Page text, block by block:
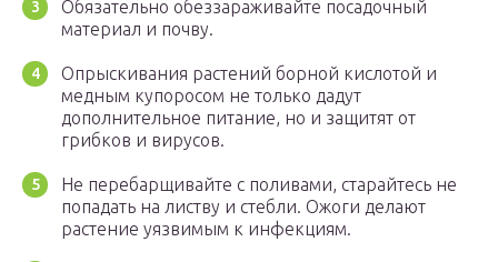
Обязательно обеззараживайте посадочный
материал и почву.
Опрыскивания растений борной кислотой и
медным купоросом не только дадут
дополнительное питание, но и защитят от
грибков и вирусов.
Не перебарщивайте с поливами, старайтесь не
попадать на листву и стебли. Ожоги делают
растение уязвимым к инфекциям.